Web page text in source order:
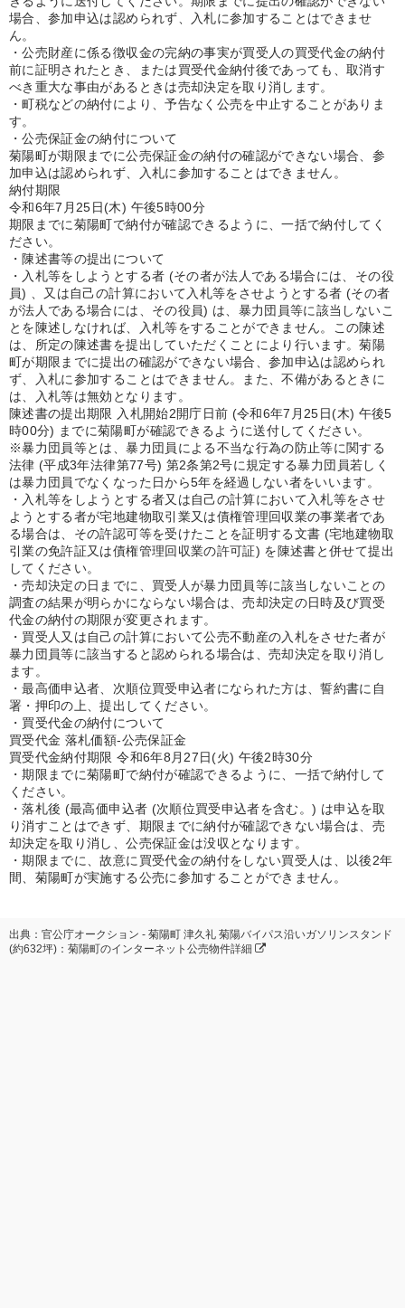
場合、参加申込は認められず、入札に参加することはできませ
ん。
・公売財産に係る徴収金の完納の事実が買受人の買受代金の納付
前に証明されたとき、または買受代金納付後であっても、取消す
べき重大な事由があるときは売却決定を取り消します。
・町税などの納付により、予告なく公売を中止することがありま
す。
・公売保証金の納付について
菊陽町が期限までに公売保証金の納付の確認ができない場合、参
加申込は認められず、入札に参加することはできません。
納付期限
令和6年7月25日(木) 午後5時00分
期限までに菊陽町で納付が確認できるように、一括で納付してく
ださい。
・陳述書等の提出について
・入札等をしようとする者 (その者が法人である場合には、その役
員) 、又は自己の計算において入札等をさせようとする者 (その者
が法人である場合には、その役員) は、暴力団員等に該当しないこ
とを陳述しなければ、入札等をすることができません。この陳述
は、所定の陳述書を提出していただくことにより行います。菊陽
町が期限までに提出の確認ができない場合、参加申込は認められ
ず、入札に参加することはできません。また、不備があるときに
は、入札等は無効となります。
陳述書の提出期限 入札開始2開庁日前 (令和6年7月25日(木) 午後5
時00分) までに菊陽町が確認できるように送付してください。
※暴力団員等とは、暴力団員による不当な行為の防止等に関する
法律 (平成3年法律第77号) 第2条第2号に規定する暴力団員若しく
は暴力団員でなくなった日から5年を経過しない者をいいます。
・入札等をしようとする者又は自己の計算において入札等をさせ
ようとする者が宅地建物取引業又は債権管理回収業の事業者であ
る場合は、その許認可等を受けたことを証明する文書 (宅地建物取
引業の免許証又は債権管理回収業の許可証) を陳述書と併せて提出
してください。
・売却決定の日までに、買受人が暴力団員等に該当しないことの
調査の結果が明らかにならない場合は、売却決定の日時及び買受
代金の納付の期限が変更されます。
・買受人又は自己の計算において公売不動産の入札をさせた者が
暴力団員等に該当すると認められる場合は、売却決定を取り消し
ます。
・最高価申込者、次順位買受申込者になられた方は、誓約書に自
署・押印の上、提出してください。
・買受代金の納付について
買受代金 落札価額-公売保証金
買受代金納付期限 令和6年8月27日(火) 午後2時30分
・期限までに菊陽町で納付が確認できるように、一括で納付して
ください。
・落札後 (最高価申込者 (次順位買受申込者を含む。) は申込を取
り消すことはできず、期限までに納付が確認できない場合は、売
却決定を取り消し、公売保証金は没収となります。
・期限までに、故意に買受代金の納付をしない買受人は、以後2年
間、菊陽町が実施する公売に参加することができません。
出典：官公庁オークション - 菊陽町 津久礼 菊陽バイパス沿いガソリンスタンド
(約632坪)：菊陽町のインターネット公売物件詳細